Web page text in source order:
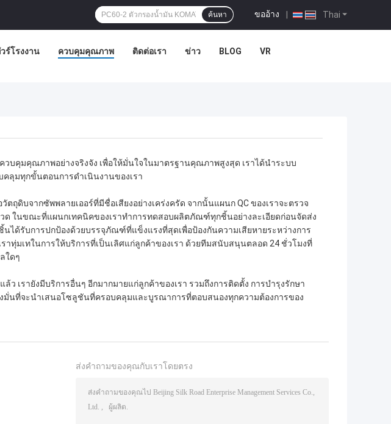
Thai
ขออ้าง |
ค้นหา
ร์โรงงาน ควบคุมคุณภาพ ติดต่อเรา ข่าว BLOG VR
วบคุมคุณภาพอย่างจริงจัง เพื่อให้มั่นใจในมาตรฐานคุณภาพสูงสุด เราได้นำระบบ
ลุมทุกขั้นตอนการดำเนินงานของเรา
ตถุดิบจากซัพพลายเออร์ที่มีชื่อเสียงอย่างเคร่งครัด จากนั้นแผนก QC ของเราจะตรวจ
ในขณะที่แผนกเทคนิคของเราทำการทดสอบผลิตภัณฑ์ทุกชิ้นอย่างละเอียดก่อนจัดส่ง
ได้รับการปกป้องด้วยบรรจุภัณฑ์ที่แข็งแรงที่สุดเพื่อป้องกันความเสียหายระหว่างการ
าทุ่มเทในการให้บริการที่เป็นเลิศแก่ลูกค้าของเรา ด้วยทีมสนับสนุนตลอด 24 ชั่วโมงที่
ใดๆ
ว เรายังมีบริการอื่นๆ อีกมากมายแก่ลูกค้าของเรา รวมถึงการติดตั้ง การบำรุงรักษา
งมั่นที่จะนำเสนอโซลูชันที่ครอบคลุมและบูรณาการที่ตอบสนองทุกความต้องการของ
ส่งคำถามของคุณกับเราโดยตรง